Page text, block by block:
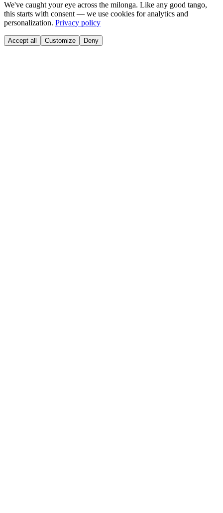
We've caught your eye across the milonga. Like any good tango,
this starts with consent — we use cookies for analytics and
personalization. Privacy policy
Accept all Customize Deny